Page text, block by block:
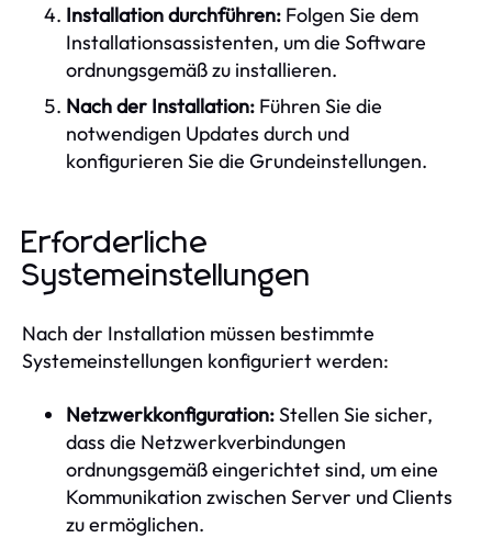
Installation durchführen: Folgen Sie dem
Installationsassistenten, um die Software
ordnungsgemäß zu installieren.
Nach der Installation: Führen Sie die
notwendigen Updates durch und
konfigurieren Sie die Grundeinstellungen.
Erforderliche
Systemeinstellungen
Nach der Installation müssen bestimmte
Systemeinstellungen konfiguriert werden:
Netzwerkkonfiguration:Stellen Sie sicher,
dass die Netzwerkverbindungen
ordnungsgemäß eingerichtet sind, um eine
Kommunikation zwischen Server und Clients
zu ermöglichen.